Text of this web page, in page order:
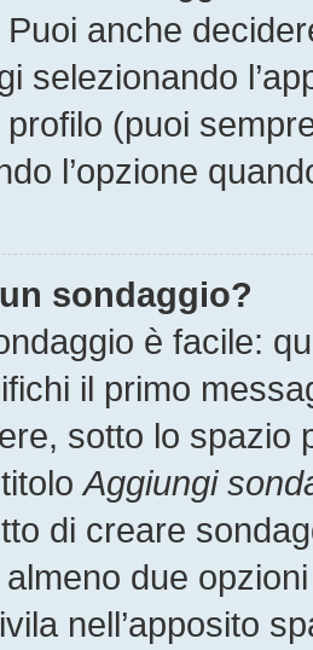
anche
selezionando
profilo (puoi
l’opzione
sondaggio?
è facile:
il primo
sotto lo spazio
Aggiungi
di creare
due
nell’apposito